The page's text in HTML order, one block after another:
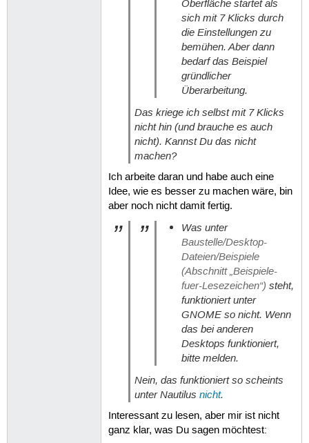
Oberfläche startet als
sich mit 7 Klicks durch
die Einstellungen zu
bemühen. Aber dann
bedarf das Beispiel
gründlicher
Überarbeitung.
Das kriege ich selbst mit 7 Klicks
nicht hin (und brauche es auch
nicht). Kannst Du das nicht
machen?
Ich arbeite daran und habe auch eine
Idee, wie es besser zu machen wäre, bin
aber noch nicht damit fertig.
Was unter
Baustelle/Desktop-
Dateien/Beispiele
(Abschnitt „Beispiele-
fuer-Lesezeichen“) steht,
funktioniert unter
GNOME so nicht. Wenn
das bei anderen
Desktops funktioniert,
bitte melden.
Nein, das funktioniert so scheints
unter Nautilus nicht.
Interessant zu lesen, aber mir ist nicht
ganz klar, was Du sagen möchtest: